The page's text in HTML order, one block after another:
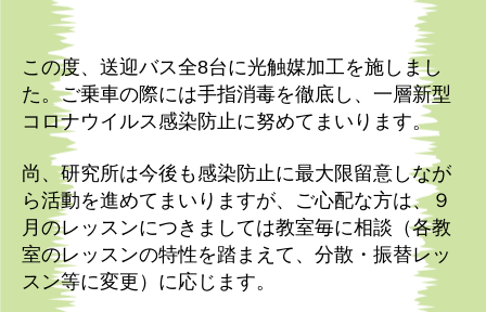
この度、送迎バス全8台に光触媒加工を施しまし
た。ご乗車の際には手指消毒を徹底し、一層新型
コロナウイルス感染防止に努めてまいります。
尚、研究所は今後も感染防止に最大限留意しなが
ら活動を進めてまいりますが、ご心配な方は、９
月のレッスンにつきましては教室毎に相談（各教
室のレッスンの特性を踏まえて、分散・振替レッ
スン等に変更）に応じます。